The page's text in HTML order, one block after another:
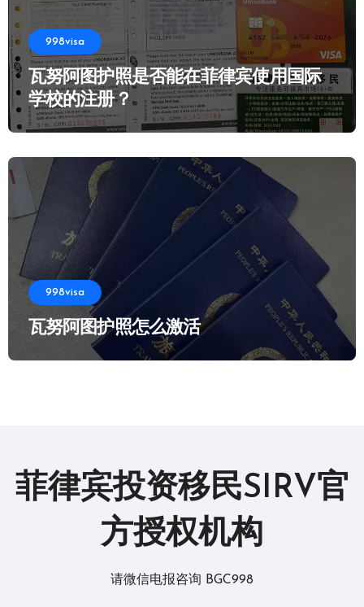
998visa
瓦努阿图护照是否能在菲律宾使用国际
学校的注册？
998visa
瓦努阿图护照怎么激活
菲律宾投资移民SIRV官
方授权机构
请微信电报咨询 BGC998